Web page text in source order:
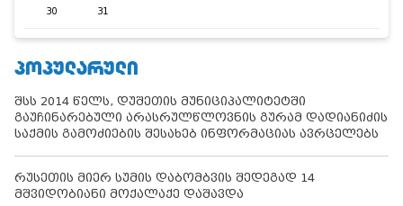
30
31
ᲞᲝᲞᲣᲚᲐᲠᲣᲚᲘ
შსს 2014 წელს, დუშეთის მუნიციპალიტეტში
გაუჩინარებული არასრულწლოვნის გურამ დადიანიძის
საქმის გამოძიების შესახებ ინფორმაციას ავრცელებს
რუსეთის მიერ სუმის დაბომბვის შედეგად 14
მშვიდობიანი მოქალაქე დაშავდა